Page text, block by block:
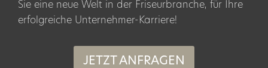
Sie eine neue Welt in der Friseurbranche, für Ihre
erfolgreiche Unternehmer-Karriere!
JETZT ANFRAGEN